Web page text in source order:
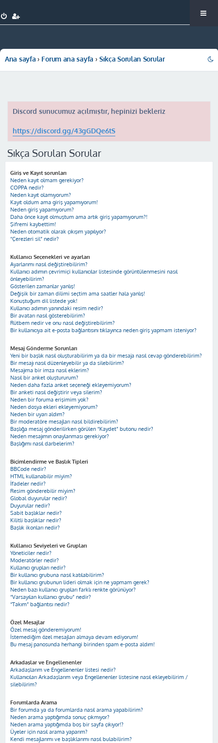
Ana sayfa Forum ana sayfa Sıkça Sorulan Sorular
Discord sunucumuz açılmıştır, hepinizi bekleriz
https://discord.gg/43gGDQe6tS
Sıkça Sorulan Sorular
Giriş ve Kayıt sorunları
Neden kayıt olmam gerekiyor?
COPPA nedir?
Neden kayıt olamıyorum?
Kayıt oldum ama giriş yapamıyorum!
Neden giriş yapamıyorum?
Daha önce kayıt olmuştum ama artık giriş yapamıyorum?!
Şifremi kaybettim!
Neden otomatik olarak çıkışım yapılıyor?
“Çerezleri sil” nedir?
Kullanıcı Seçenekleri ve ayarları
Ayarlarımı nasıl değiştirebilirim?
Kullanıcı adımın çevrimiçi kullanıcılar listesinde görüntülenmesini nasıl
önleyebilirim?
Gösterilen zamanlar yanlış!
Değişik bir zaman dilimi seçtim ama saatler hala yanlış!
Konuştuğum dil listede yok!
Kullanıcı adımın yanındaki resim nedir?
Bir avatarı nasıl gösterebilirim?
Rütbem nedir ve onu nasıl değiştirebilirim?
Bir kullanıcıya ait e-posta bağlantısını tıklayınca neden giriş yapmam isteniyor?
Mesaj Gönderme Sorunları
Yeni bir başlık nasıl oluşturabilirim ya da bir mesaja nasıl cevap gönderebilirim?
Bir mesajı nasıl düzenleyebilir ya da silebilirim?
Mesajıma bir imza nasıl eklerim?
Nasıl bir anket oluştururum?
Neden daha fazla anket seçeneği ekleyemiyorum?
Bir anketi nasıl değiştirir veya silerim?
Neden bir foruma erişimim yok?
Neden dosya ekleri ekleyemiyorum?
Neden bir uyarı aldım?
Bir moderatöre mesajları nasıl bildirebilirim?
Başlığa mesaj gönderilirken görülen “Kaydet” butonu nedir?
Neden mesajımın onaylanması gerekiyor?
Başlığımı nasıl darbelerim?
Biçimlendirme ve Başlık Tipleri
BBCode nedir?
HTML kullanabilir miyim?
İfadeler nedir?
Resim gönderebilir miyim?
Global duyurular nedir?
Duyurular nedir?
Sabit başlıklar nedir?
Kilitli başlıklar nedir?
Başlık ikonları nedir?
Kullanıcı Seviyeleri ve Grupları
Yöneticiler nedir?
Moderatörler nedir?
Kullanıcı grupları nedir?
Bir kullanıcı grubuna nasıl katılabilirim?
Bir kullanıcı grubunun lideri olmak için ne yapmam gerek?
Neden bazı kullanıcı grupları farklı renkte görünüyor?
“Varsayılan kullanıcı grubu” nedir?
“Takım” bağlantısı nedir?
Özel Mesajlar
Özel mesaj gönderemiyorum!
İstemediğim özel mesajları almaya devam ediyorum!
Bu mesaj panosunda herhangi birinden spam e-posta aldım!
Arkadaşlar ve Engellenenler
Arkadaşlarım ve Engellenenler listesi nedir?
Kullanıcıları Arkadaşlarım veya Engellenenler listesine nasıl ekleyebilirim /
silebilirim?
Forumlarda Arama
Bir forumda ya da forumlarda nasıl arama yapabilirim?
Neden arama yaptığımda sonuç çıkmıyor?
Neden arama yaptığımda boş bir sayfa çıkıyor!?
Üyeler için nasıl arama yaparım?
Kendi mesajlarımı ve başlıklarımı nasıl bulabilirim?